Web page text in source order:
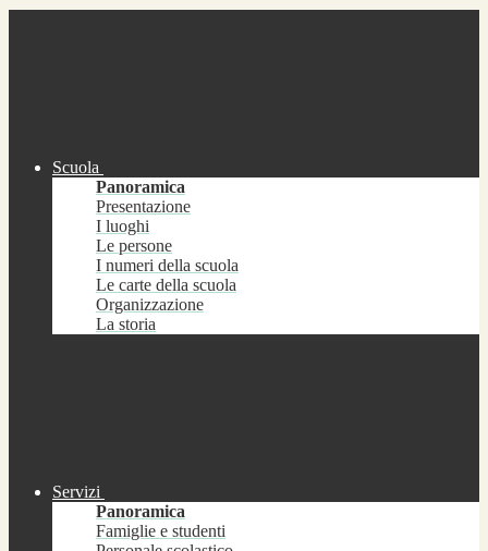
Scuola
Panoramica
Presentazione
I luoghi
Le persone
I numeri della scuola
Le carte della scuola
Organizzazione
La storia
Servizi
Panoramica
Famiglie e studenti